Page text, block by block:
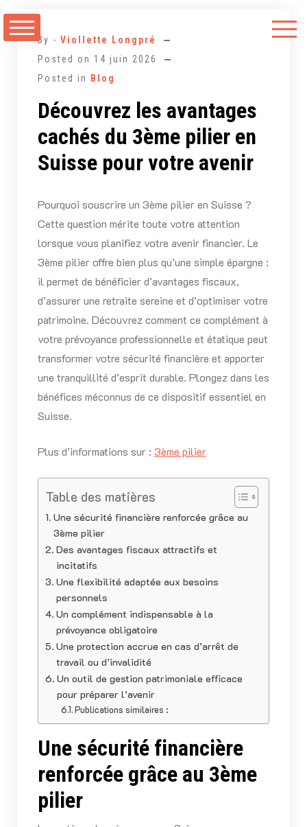
au
By - Viollette Longpré
Posted on 14 juin 2026
Posted in
Blog
Découvrez les avantages
cachés du 3ème pilier en
Suisse pour votre avenir
Pourquoi souscrire un 3ème pilier en Suisse ?
Cette question mérite toute votre attention
lorsque vous planifiez votre avenir financier. Le
3ème pilier offre bien plus qu’une simple épargne :
il permet de bénéficier d’avantages fiscaux,
d’assurer une retraite sereine et d’optimiser votre
patrimoine. Découvrez comment ce complément à
votre prévoyance professionnelle et étatique peut
transformer votre sécurité financière et apporter
une tranquillité d’esprit durable. Plongez dans les
bénéfices méconnus de ce dispositif essentiel en
Suisse.
Plus d’informations sur : 3ème pilier
Table des matières
Une sécurité financière renforcée grâce au
3ème pilier
Des avantages fiscaux attractifs et
incitatifs
Une flexibilité adaptée aux besoins
personnels
Un complément indispensable à la
prévoyance obligatoire
Une protection accrue en cas d’arrêt de
travail ou d’invalidité
Un outil de gestion patrimoniale efficace
pour préparer l’avenir
Publications similaires :
Une sécurité financière
renforcée grâce au 3ème
pilier